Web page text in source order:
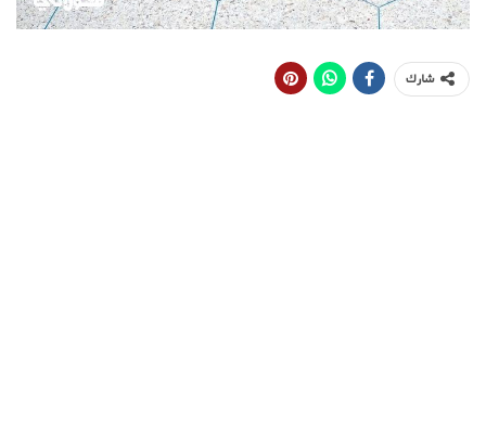
شارك